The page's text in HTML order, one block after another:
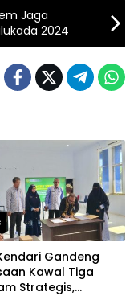
Jaga
2024
Gandeng
Kawal Tiga
Strategis,